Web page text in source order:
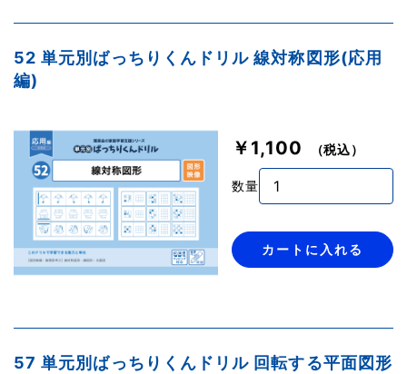
52 単元別ばっちりくんドリル 線対称図形(応用
編)
￥1,100 （税込）
数量
カートに入れる
57 単元別ばっちりくんドリル 回転する平面図形